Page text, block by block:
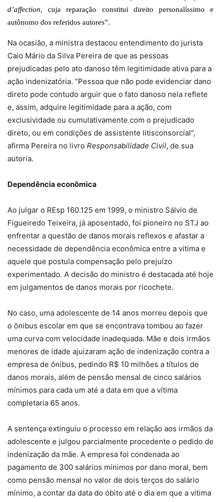
d’affection, cuja reparação constitui direito personalíssimo e
autônomo dos referidos autores”.
Na ocasião, a ministra destacou entendimento do jurista
Caio Mário da Silva Pereira de que as pessoas
prejudicadas pelo ato danoso têm legitimidade ativa para a
ação indenizatória. “Pessoa que não pode evidenciar dano
direto pode contudo arguir que o fato danoso nela reflete
e, assim, adquire legitimidade para a ação, com
exclusividade ou cumulativamente com o prejudicado
direto, ou em condições de assistente litisconsorcial”,
afirma Pereira no livro Responsabilidade Civil, de sua
autoria.
Dependência econômica
Ao julgar o REsp 160.125 em 1999, o ministro Sálvio de
Figueiredo Teixeira, já aposentado, foi pioneiro no STJ ao
enfrentar a questão de danos morais reflexos e afastar a
necessidade de dependência econômica entre a vítima e
aquele que postula compensação pelo prejuízo
experimentado. A decisão do ministro é destacada até hoje
em julgamentos de danos morais por ricochete.
No caso, uma adolescente de 14 anos morreu depois que
o ônibus escolar em que se encontrava tombou ao fazer
uma curva com velocidade inadequada. Mãe e dois irmãos
menores de idade ajuizaram ação de indenização contra a
empresa de ônibus, pedindo R$ 10 milhões a títulos de
danos morais, além de pensão mensal de cinco salários
mínimos para cada um até a data em que a vítima
completaria 65 anos.
A sentença extinguiu o processo em relação aos irmãos da
adolescente e julgou parcialmente procedente o pedido de
indenização da mãe. A empresa foi condenada ao
pagamento de 300 salários mínimos por dano moral, bem
como pensão mensal no valor de dois terços do salário
mínimo, a contar da data do óbito até o dia em que a vítima